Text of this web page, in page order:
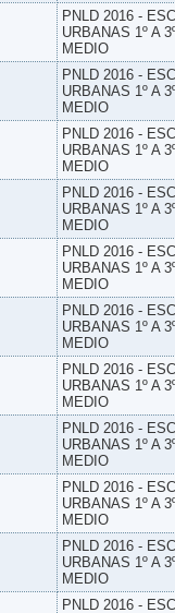
PNLD 2016 -
URBANAS 1º A
MEDIO
PNLD 2016 -
URBANAS 1º A
MEDIO
PNLD 2016 -
URBANAS 1º A
MEDIO
PNLD 2016 -
URBANAS 1º A
MEDIO
PNLD 2016 -
URBANAS 1º A
MEDIO
PNLD 2016 -
URBANAS 1º A
MEDIO
PNLD 2016 -
URBANAS 1º A
MEDIO
PNLD 2016 -
URBANAS 1º A
MEDIO
PNLD 2016 -
URBANAS 1º A
MEDIO
PNLD 2016 -
URBANAS 1º A
MEDIO
PNLD 2016 -